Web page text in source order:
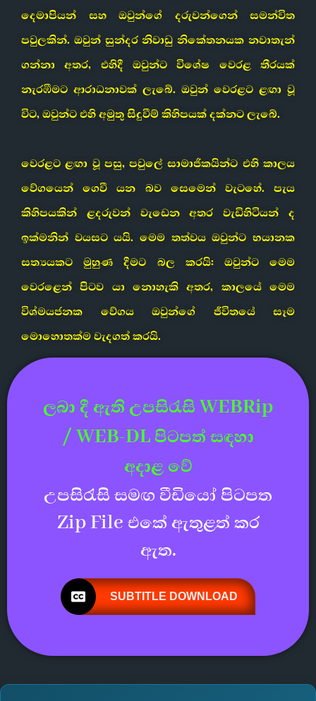
දෙමාපියන් සහ ඔවුන්ගේ දරුවන්ගෙන් සමන්විත
පවුලකින්. ඔවුන් සුන්දර නිවාඩු නිකේතනයක නවාතැන්
ගන්නා අතර, එහිදී ඔවුන්ට විශේෂ වෙරළ තීරයක්
නැරඹීමට ආරාධනාවක් ලැබේ. ඔවුන් වෙරළට ළඟා වූ
විට, ඔවුන්ට එහි අමුතු සිදුවීම් කිහිපයක් දක්නට ලැබේ.
වෙරළට ළඟා වූ පසු, පවුලේ සාමාජිකයින්ට එහි කාලය
වේගයෙන් ගෙවී යන බව සෙමෙන් වැටහේ. පැය
කිහිපයකින් ළදරුවන් වැඩෙන අතර වැඩිහිටියන් ද
ඉක්මනින් වයසට යයි. මෙම තත්වය ඔවුන්ට භයානක
සත්‍යයකට මුහුණ දීමට බල කරයි: ඔවුන්ට මෙම
වෙරළෙන් පිටව යා නොහැකි අතර, කාලයේ මෙම
විශ්මයජනක වේගය ඔවුන්ගේ ජීවිතයේ සෑම
මොහොතක්ම වැදගත් කරයි.
ලබා දී ඇති උපසිරැසි WEBRip
/ WEB-DL පිටපත් සඳහා
අදාළ වේ
උපසිරැසි සමඟ වීඩියෝ පිටපත
Zip File එකේ ඇතුළත් කර
ඇත.
SUBTITLE DOWNLOAD